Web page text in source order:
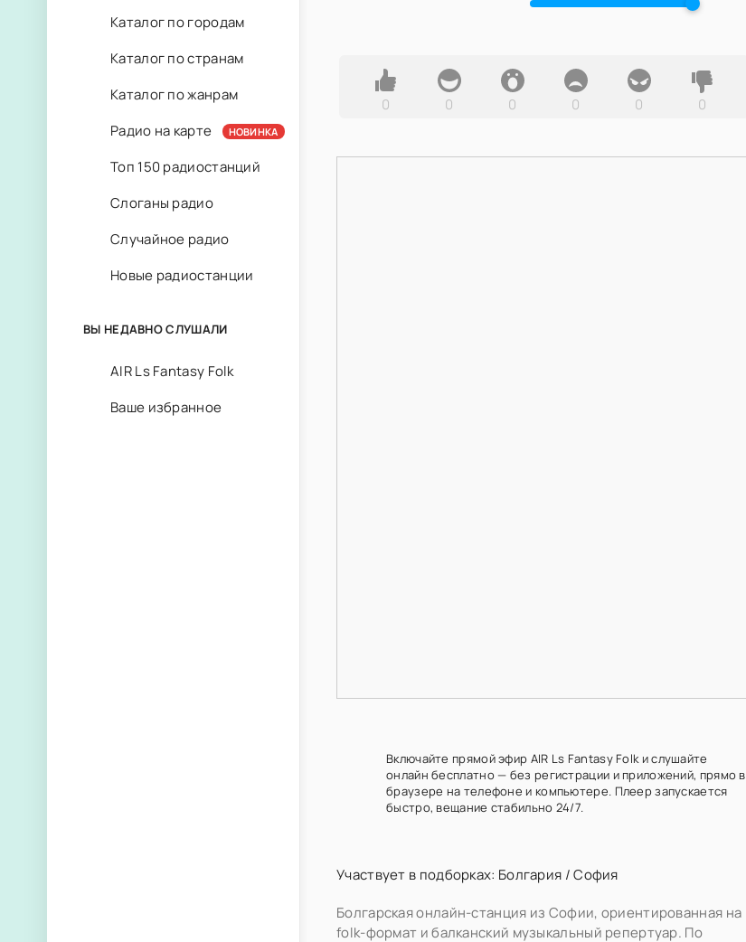
0 0 0 0 0 0
Включайте прямой эфир AIR Ls Fantasy Folk и слушайте
онлайн бесплатно — без регистрации и приложений, прямо в
браузере на телефоне и компьютере. Плеер запускается
быстро, вещание стабильно 24/7.
Участвует в подборках: Болгария /София
Болгарская онлайн-станция из Софии, ориентированная на
folk-формат и балканский музыкальный репертуар. По
Каталог по городам
Каталог по странам
Каталог по жанрам
Радио на карте
НОВИНКА
Топ 150 радиостанций
Слоганы радио
Случайное радио
Новые радиостанции
ВЫ НЕДАВНО СЛУШАЛИ
AIR Ls Fantasy Folk
Ваше избранное